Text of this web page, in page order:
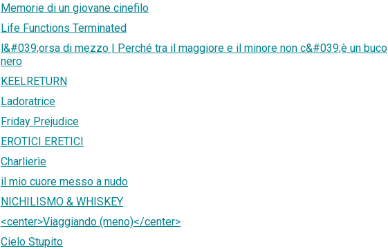
Memorie di un giovane cinefilo
Life Functions Terminated
l&#039;orsa di mezzo | Perché tra il maggiore e il minore non c&#039;è un buco
nero
KEELRETURN
Ladoratrice
Friday Prejudice
EROTICI ERETICI
Charlierìe
il mio cuore messo a nudo
NICHILISMO & WHISKEY
<center>Viaggiando (meno)</center>
Cielo Stupito